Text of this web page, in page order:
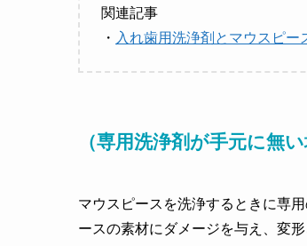
関連記事
・ 入れ歯用洗浄剤とマウスピー
（専用洗浄剤が手元に無
マウスピースを洗浄するときに専
ースの素材にダメージを与え、変